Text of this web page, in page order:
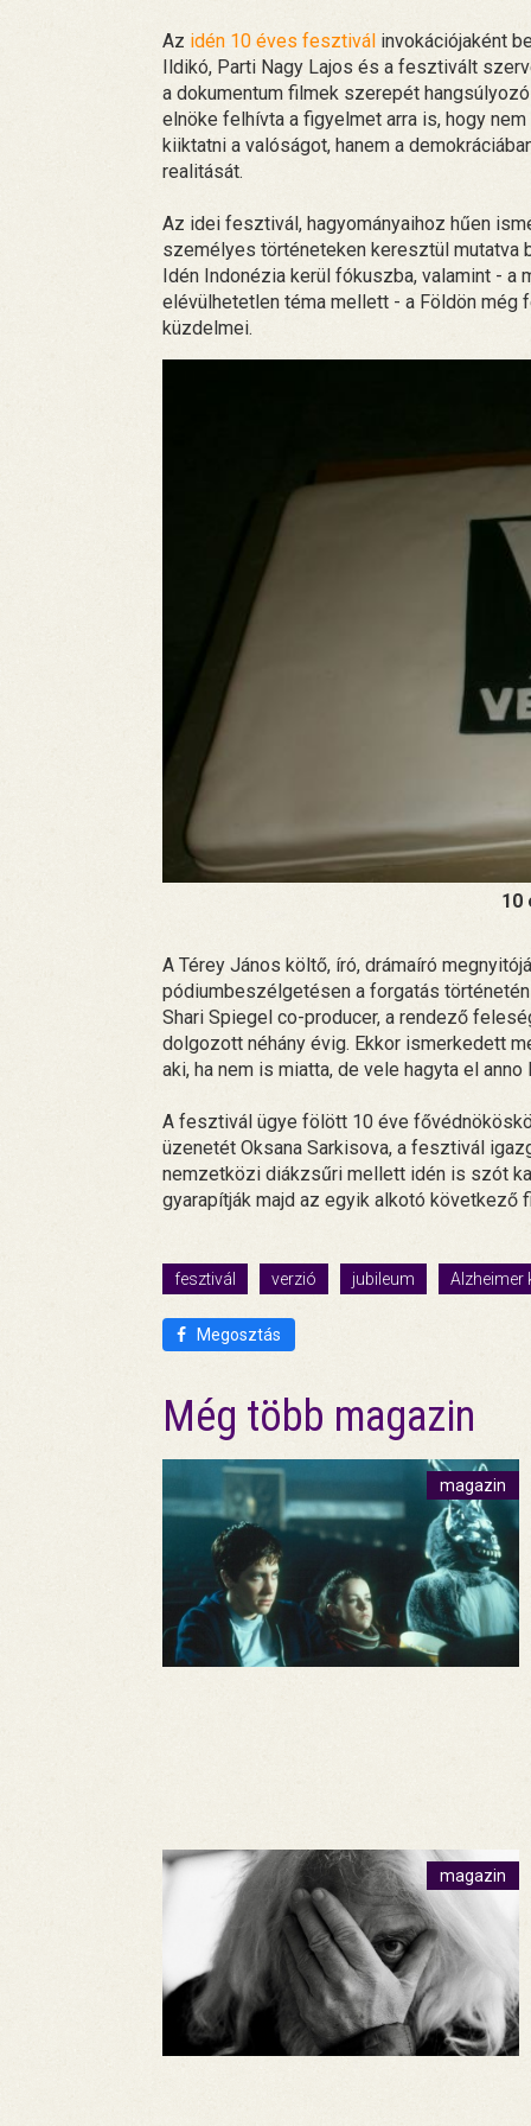
Az idén 10 éves fesztivál invokációjaként
Ildikó, Parti Nagy Lajos és a fesztivált
a dokumentum filmek szerepét
elnöke felhívta a figyelmet arra is, hogy
kiiktatni a valóságot, hanem a
realitását.
Az idei fesztivál, hagyományaihoz hűen
személyes történeteken keresztül mutatva
Idén Indonézia kerül fókuszba, valamint - a
elévülhetetlen téma mellett - a Földön még
küzdelmei.
10
A Térey János költő, író, drámaíró
pódiumbeszélgetésen a forgatás
Shari Spiegel co-producer, a rendező
dolgozott néhány évig. Ekkor ismerkedett
aki, ha nem is miatta, de vele hagyta el
A fesztivál ügye fölött 10 éve
üzenetét Oksana Sarkisova, a fesztivál
nemzetközi diákzsűri mellett idén is szót
gyarapítják majd az egyik alkotó következő
fesztivál verzió jubileum Alzheimer
Megosztás
Még több magazin
magazin
magazin